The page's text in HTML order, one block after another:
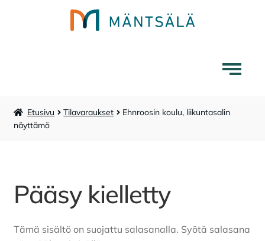
Siirry
Siirry
Mäntsälä-tuotteet
Museokauppa
valikko
Lounaskahvila Tarina
Etusivu Tilavaraukset
Ehnroosin koulu, liikuntasalin
näyttämö
Pääsy kielletty
Tämä sisältö on suojattu salasanalla. Syötä salasana